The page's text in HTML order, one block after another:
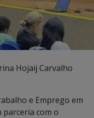
Hojaij Carvalho
e Emprego em
parceria com o